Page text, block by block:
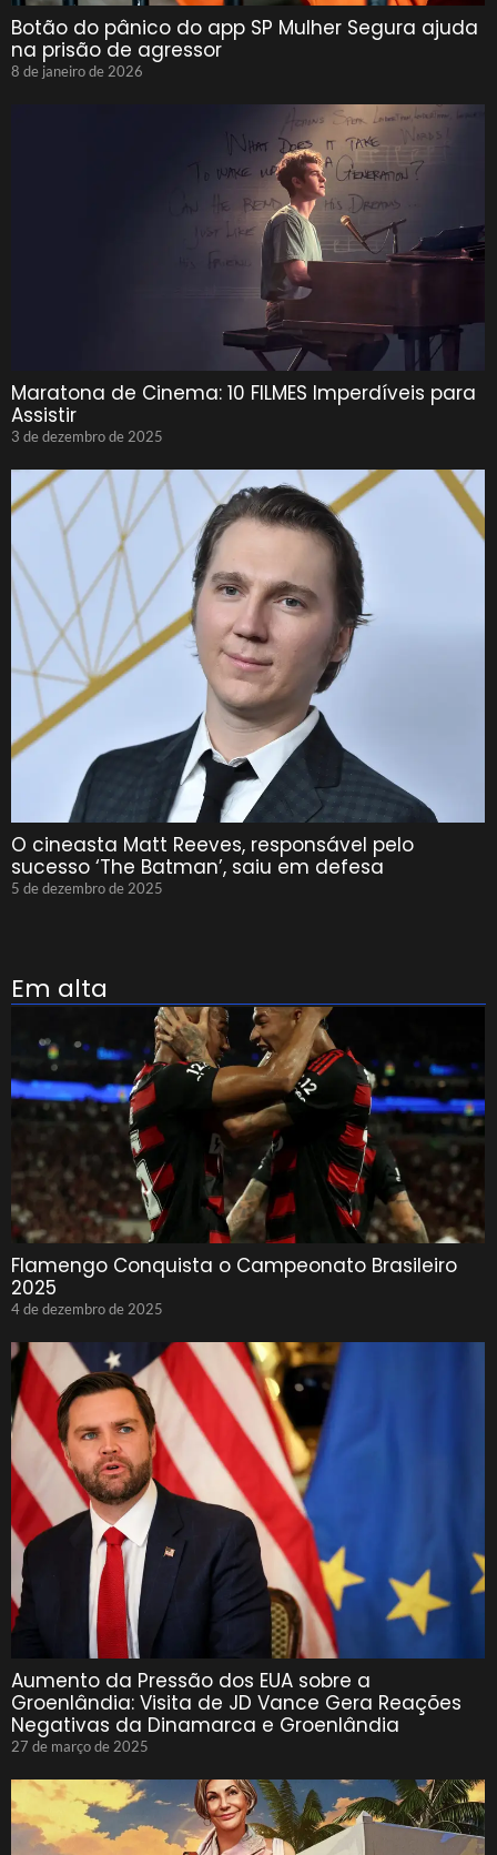
Botão do pânico do app SP Mulher Segura ajuda
na prisão de agressor
8 de janeiro de 2026
Maratona de Cinema: 10 FILMES Imperdíveis para
Assistir
3 de dezembro de 2025
O cineasta Matt Reeves, responsável pelo
sucesso ‘The Batman’, saiu em defesa
5 de dezembro de 2025
Em alta
Flamengo Conquista o Campeonato Brasileiro
2025
4 de dezembro de 2025
Aumento da Pressão dos EUA sobre a
Groenlândia: Visita de JD Vance Gera Reações
Negativas da Dinamarca e Groenlândia
27 de março de 2025